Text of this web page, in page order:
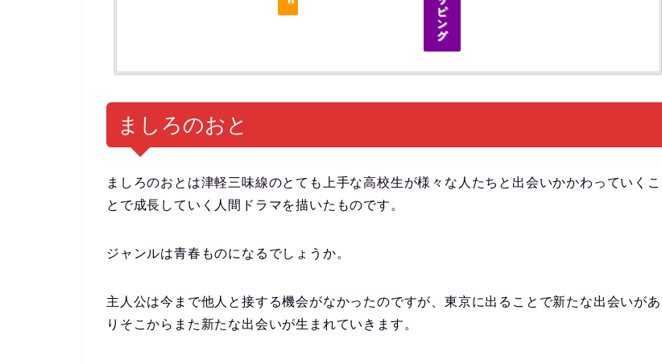
ピ
ン
グ
ましろのおと
ましろのおとは津軽三味線のとても上手な高校生が様々な人たちと出会いかかわっていくこ
とで成長していく人間ドラマを描いたものです。
ジャンルは青春ものになるでしょうか。
主人公は今まで他人と接する機会がなかったのですが、東京に出ることで新たな出会いがあ
りそこからまた新たな出会いが生まれていきます。